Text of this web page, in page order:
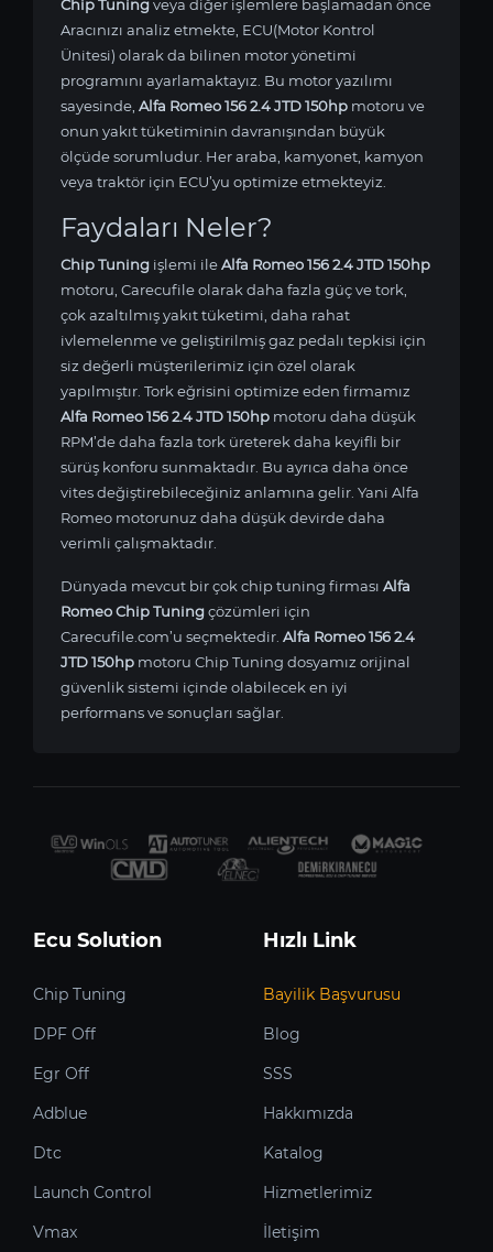
Chip Tuningveya diğer işlemlere başlamadan önce
Aracınızı analiz etmekte, ECU(Motor Kontrol
Ünitesi) olarak da bilinen motor yönetimi
programını ayarlamaktayız. Bu motor yazılımı
sayesinde, Alfa Romeo 156 2.4 JTD 150hp motoru ve
onun yakıt tüketiminin davranışından büyük
ölçüde sorumludur. Her araba, kamyonet, kamyon
veya traktör için ECU’yu optimize etmekteyiz.
Faydaları Neler?
Chip Tuning işlemi ileAlfa Romeo 156 2.4 JTD 150hp
motoru, Carecufile olarak daha fazla güç ve tork,
çok azaltılmış yakıt tüketimi, daha rahat
ivlemelenme ve geliştirilmiş gaz pedalı tepkisi için
siz değerli müşterilerimiz için özel olarak
yapılmıştır. Tork eğrisini optimize eden firmamız
Alfa Romeo 156 2.4 JTD 150hp motoru daha düşük
RPM’de daha fazla tork üreterek daha keyifli bir
sürüş konforu sunmaktadır. Bu ayrıca daha önce
vites değiştirebileceğiniz anlamına gelir. Yani Alfa
Romeo motorunuz daha düşük devirde daha
verimli çalışmaktadır.
Dünyada mevcut bir çok chip tuning firması Alfa
Romeo Chip Tuningçözümleri için
Carecufile.com’u seçmektedir. Alfa Romeo 156 2.4
JTD 150hp motoru Chip Tuning dosyamız orijinal
güvenlik sistemi içinde olabilecek en iyi
performans ve sonuçları sağlar.
Ecu Solution
Chip Tuning
DPF Off
Egr Off
Adblue
Dtc
Launch Control
Vmax
Hızlı Link
Bayilik Başvurusu
Blog
SSS
Hakkımızda
Katalog
Hizmetlerimiz
İletişim